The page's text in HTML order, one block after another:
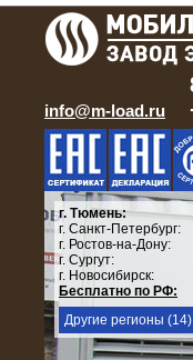
info@m-load.ru
г. Тюмень:
г. Санкт-Петербург:
г. Ростов-на-Дону:
г. Сургут:
г. Новосибирск:
Бесплатно по РФ:
Другие регионы (14)